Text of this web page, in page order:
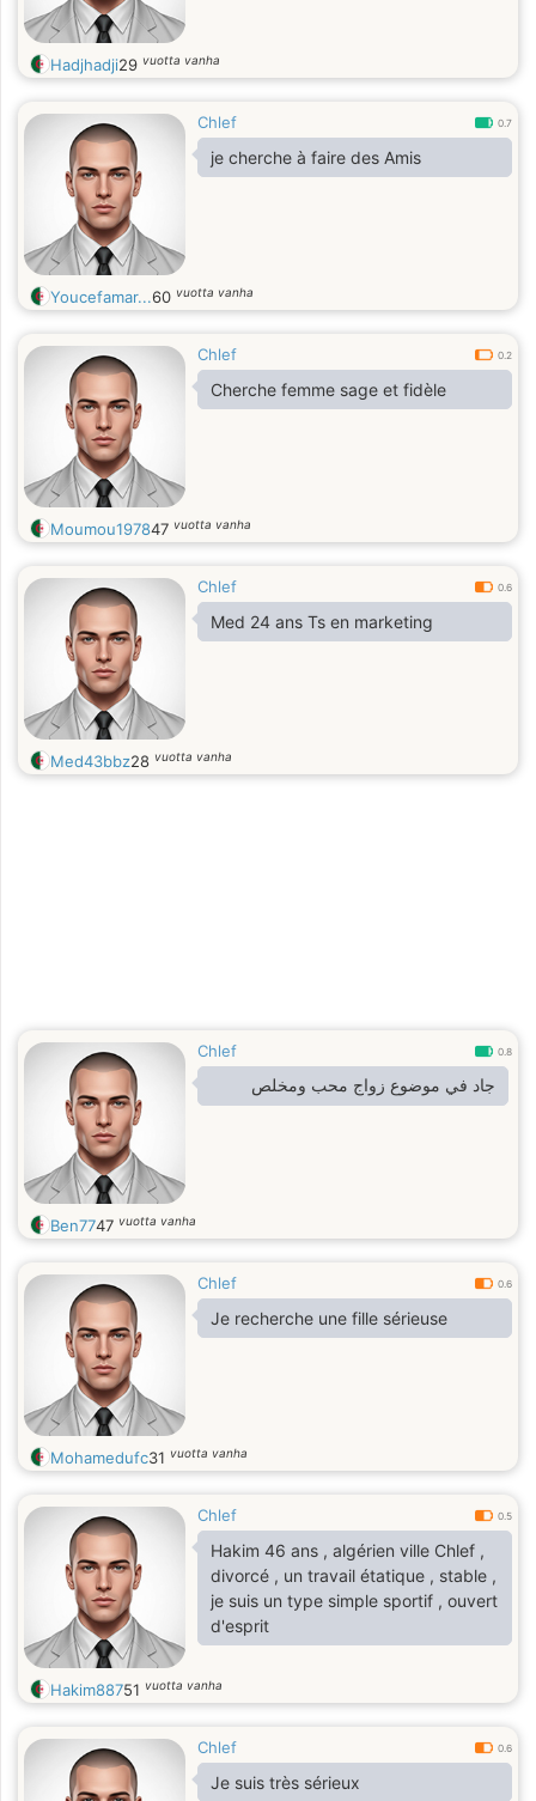
Hadjhadji29 vuotta vanha
Chlef 0.7
je cherche à faire des Amis
Youcefamar...60 vuotta vanha
Chlef 0.2
Cherche femme sage et fidèle
Moumou197847 vuotta vanha
Chlef 0.6
Med 24 ans Ts en marketing
Med43bbz28 vuotta vanha
Chlef 0.8
جاد في موضوع زواج محب ومخلص
Ben7747 vuotta vanha
Chlef 0.6
Je recherche une fille sérieuse
Mohamedufc31 vuotta vanha
Chlef 0.5
Hakim 46 ans , algérien ville Chlef ,
divorcé , un travail étatique , stable ,
je suis un type simple sportif , ouvert
d'esprit
Hakim88751 vuotta vanha
Chlef 0.6
Je suis très sérieux